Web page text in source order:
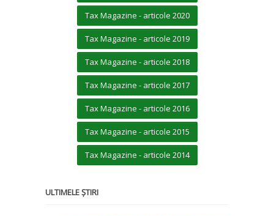
Tax Magazine - articole 2020
Tax Magazine - articole 2019
Tax Magazine - articole 2018
Tax Magazine - articole 2017
Tax Magazine - articole 2016
Tax Magazine - articole 2015
Tax Magazine - articole 2014
ULTIMELE ȘTIRI